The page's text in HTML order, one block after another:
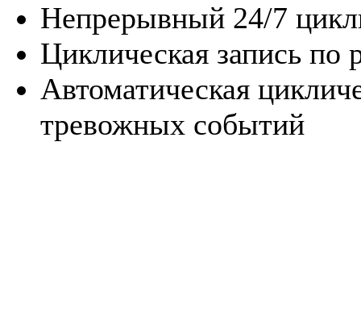
Непрерывный 24/7
Циклическая запись
Автоматическая
тревожных событий